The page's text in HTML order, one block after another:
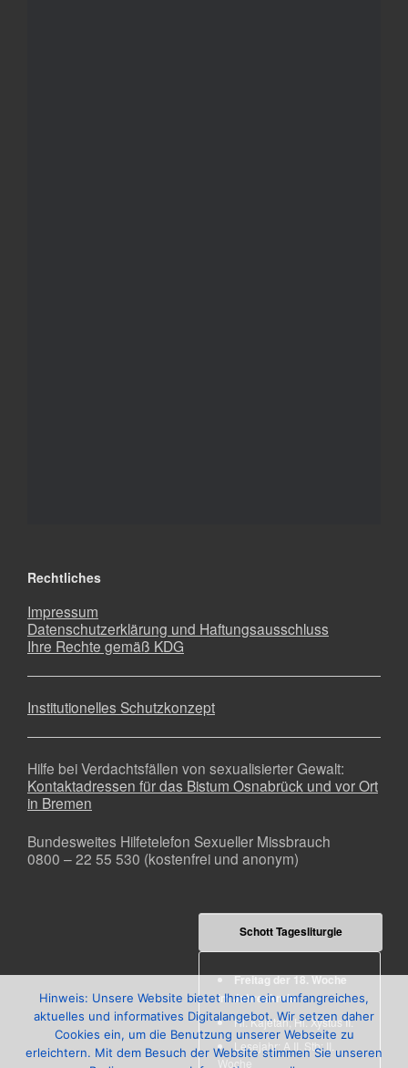
Rechtliches
Impressum
Datenschutzerklärung und Haftungsausschluss
Ihre Rechte gemäß KDG
Institutionelles Schutzkonzept
Hilfe bei Verdachtsfällen von sexualisierter Gewalt:
Kontaktadressen für das Bistum Osnabrück und vor Ort
in Bremen
Bundesweites Hilfetelefon Sexueller Missbrauch
0800 – 22 55 530 (kostenfrei und anonym)
Schott Tagesliturgie
Freitag der 18. Woche
im Jahreskreis
Hl. Kajetan,Hl. Xystus II.
Lesejahr: A II, Stb: II.
Woche
Hinweis: Unsere Website bietet Ihnen ein umfangreiches,
aktuelles und informatives Digitalangebot. Wir setzen daher
Cookies ein, um die Benutzung unserer Webseite zu
erleichtern. Mit dem Besuch der Website stimmen Sie unseren